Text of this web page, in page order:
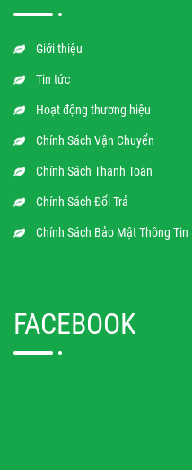
Giới thiệu
Tin tức
Hoạt động thương hiệu
Chính Sách Vận Chuyển
Chính Sách Thanh Toán
Chính Sách Đổi Trả
Chính Sách Bảo Mật Thông Tin
FACEBOOK